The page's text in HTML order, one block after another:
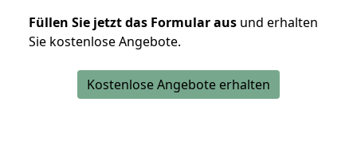
Füllen Sie jetzt das Formular aus und erhalten
Sie kostenlose Angebote.
Kostenlose Angebote erhalten